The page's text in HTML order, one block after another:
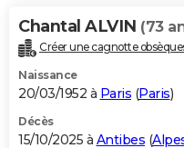
Carte de Noël
Carte Bonne année
Carte Saint-Valentin
Carte Pâques
Carte d'anniversaire
DICTIONNAIRE
Dictionnaire
Biographies
Citations
Expressions
Proverbes
PROGRAMME TV
S'inscrire
Se connecter
Lycées
Collèges
Primaires
Universités
Entreprises
Service militaire
Avis de recherche
Chantal ALVIN (73
Créer une cagnotte
Naissance
20/03/1952 à Paris (Paris)
Décès
15/10/2025 à Antibes (